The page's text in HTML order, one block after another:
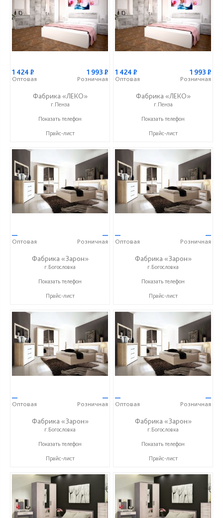
1 424 Р
Оптовая
1 993 Р
Розничная
Фабрика «ЛЕКО»
г.Пенза
+7 (800) 222-93-90
Показать телефон
Прайс-лист
1 424 Р
Оптовая
1 993 Р
Розничная
Фабрика «ЛЕКО»
г.Пенза
+7 (800) 222-93-90
Показать телефон
Прайс-лист
—
Оптовая
—
Розничная
Фабрика «Зарон»
г.Богословка
+7 (8412) 21-50-66
Показать телефон
Прайс-лист
—
Оптовая
—
Розничная
Фабрика «Зарон»
г.Богословка
+7 (8412) 21-50-66
Показать телефон
Прайс-лист
—
Оптовая
—
Розничная
Фабрика «Зарон»
г.Богословка
+7 (8412) 21-50-66
Показать телефон
Прайс-лист
—
Оптовая
—
Розничная
Фабрика «Зарон»
г.Богословка
+7 (8412) 21-50-66
Показать телефон
Прайс-лист